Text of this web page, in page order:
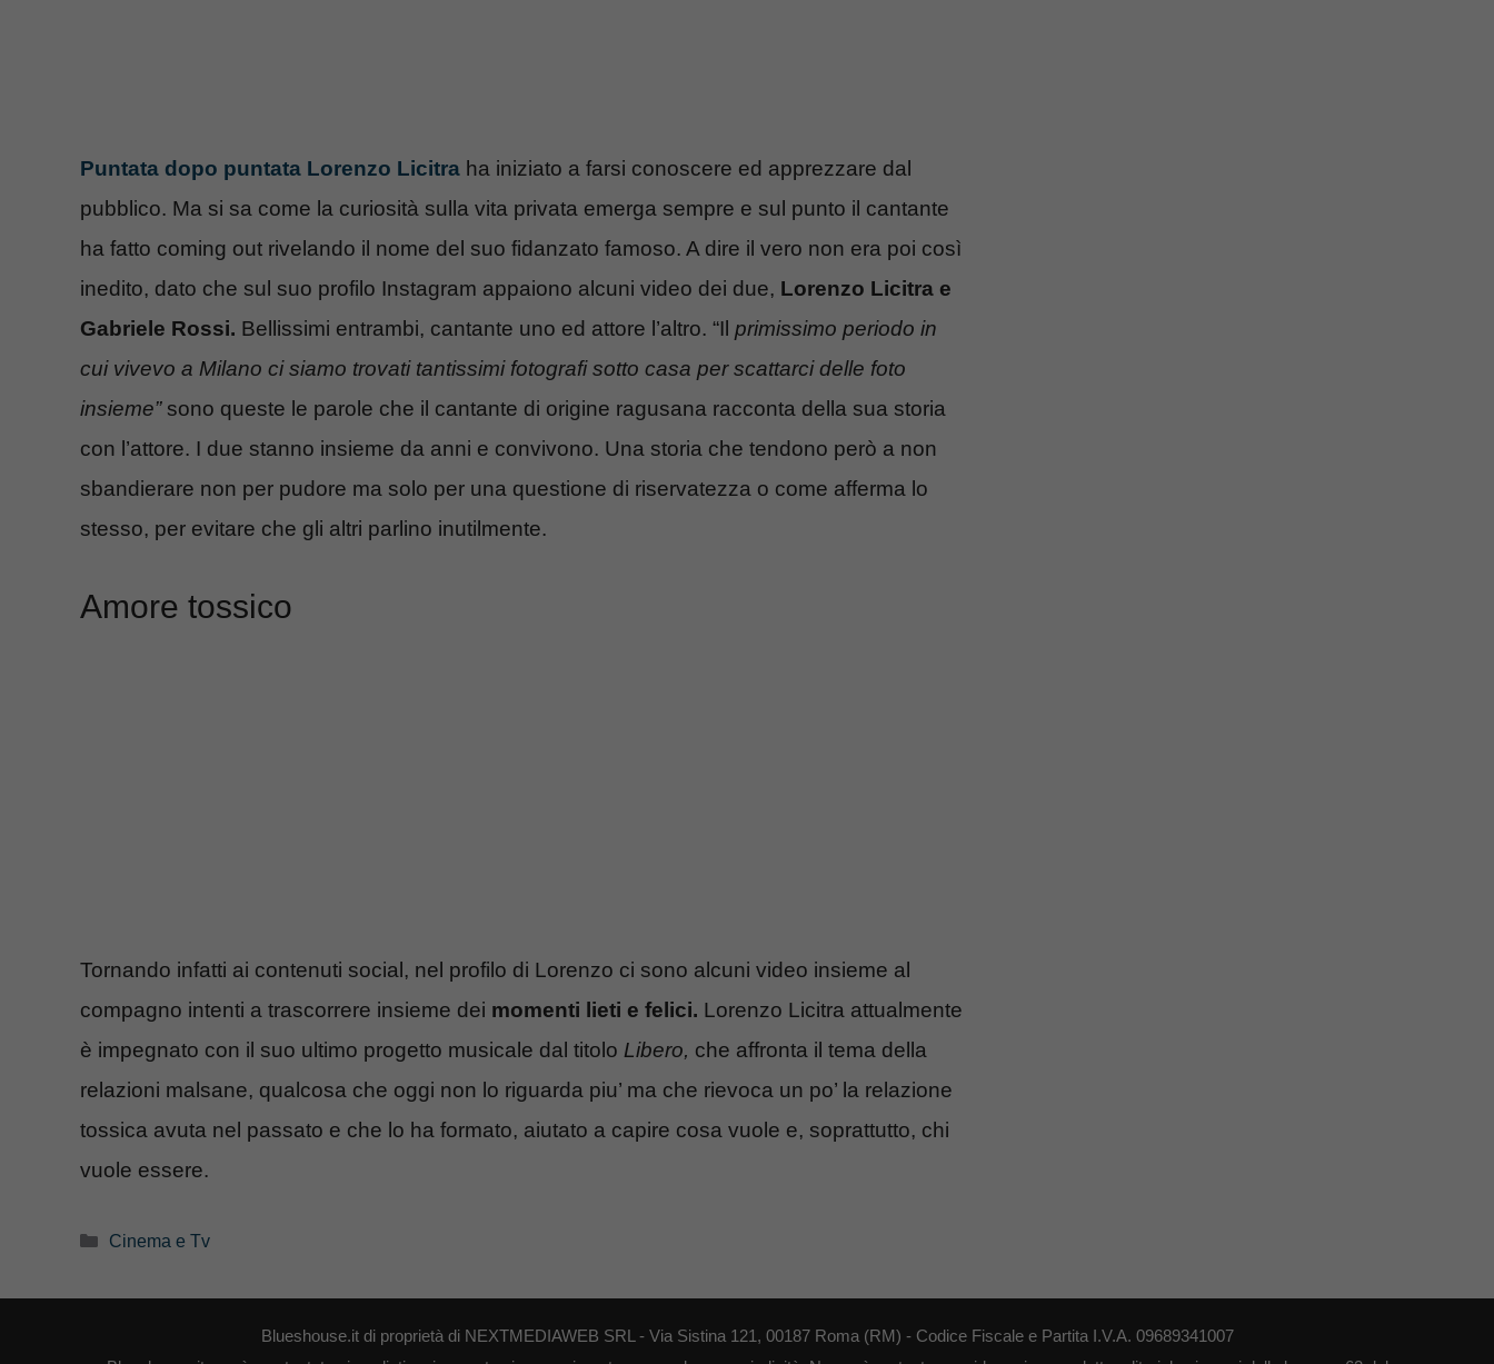
Puntata dopo puntata Lorenzo Licitra ha iniziato a farsi conoscere ed apprezzare dal
pubblico. Ma si sa come la curiosità sulla vita privata emerga sempre e sul punto il cantante
ha fatto coming out rivelando il nome del suo fidanzato famoso. A dire il vero non era poi così
inedito, dato che sul suo profilo Instagram appaiono alcuni video dei due, Lorenzo Licitra e
Gabriele Rossi. Bellissimi entrambi, cantante uno ed attore l’altro. “Il primissimo periodo in
cui vivevo a Milano ci siamo trovati tantissimi fotografi sotto casa per scattarci delle foto
insieme”sono queste le parole che il cantante di origine ragusana racconta della sua storia
con l’attore. I due stanno insieme da anni e convivono. Una storia che tendono però a non
sbandierare non per pudore ma solo per una questione di riservatezza o come afferma lo
stesso, per evitare che gli altri parlino inutilmente.
Amore tossico
Tornando infatti ai contenuti social, nel profilo di Lorenzo ci sono alcuni video insieme al
compagno intenti a trascorrere insieme dei momenti lieti e felici. Lorenzo Licitra attualmente
è impegnato con il suo ultimo progetto musicale dal titolo Libero, che affronta il tema della
relazioni malsane, qualcosa che oggi non lo riguarda piu’ ma che rievoca un po’ la relazione
tossica avuta nel passato e che lo ha formato, aiutato a capire cosa vuole e, soprattutto, chi
vuole essere.
Categorie
Cinema e Tv
Blueshouse.it di proprietà di NEXTMEDIAWEB SRL - Via Sistina 121, 00187 Roma (RM) - Codice Fiscale e Partita I.V.A. 09689341007